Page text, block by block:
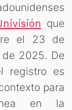
que
el 23 de
2025. De
registro es
para
en la